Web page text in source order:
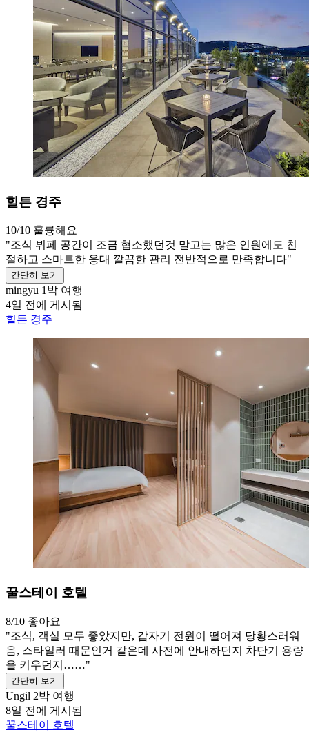
힐튼 경주
10/10 훌륭해요
"조식 뷔페 공간이 조금 협소했던것 말고는 많은 인원에도 친
절하고 스마트한 응대 깔끔한 관리 전반적으로 만족합니다"
간단히 보기
mingyu 1박 여행
4일 전에 게시됨
힐튼 경주
꿀스테이 호텔
8/10 좋아요
"조식, 객실 모두 좋았지만, 갑자기 전원이 떨어져 당황스러워
음, 스타일러 때문인거 같은데 사전에 안내하던지 차단기 용량
을 키우던지……"
간단히 보기
Ungil 2박 여행
8일 전에 게시됨
꿀스테이 호텔